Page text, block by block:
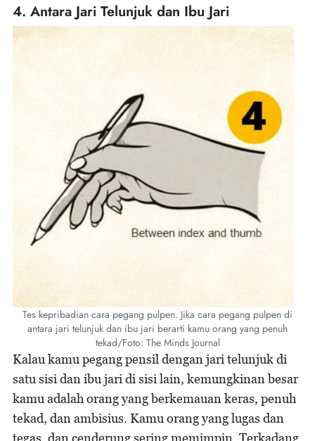
4. Antara Jari Telunjuk dan Ibu Jari
Tes kepribadian cara pegang pulpen. Jika cara pegang pulpen di
antara jari telunjuk dan ibu jari berarti kamu orang yang penuh
tekad/Foto: The Minds Journal
Kalau kamu pegang pensil dengan jari telunjuk di
satu sisi dan ibu jari di sisi lain, kemungkinan besar
kamu adalah orang yang berkemauan keras, penuh
tekad, dan ambisius. Kamu orang yang lugas dan
tegas, dan cenderung sering memimpin. Terkadang,